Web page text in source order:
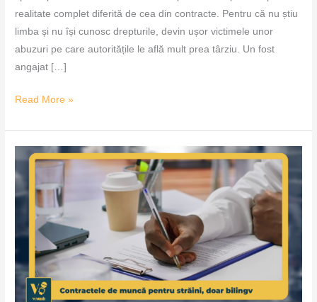
realitate complet diferită de cea din contracte. Pentru că nu știu
limba și nu își cunosc drepturile, devin ușor victimele unor
abuzuri pe care autoritățile le află mult prea târziu. Un fost
angajat […]
Read More »
Contractele
de
muncă
pentru
străini,
bilingv
–
VoxQub